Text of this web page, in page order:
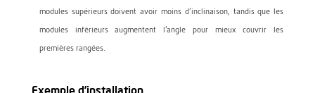
modules supérieurs doivent avoir moins d’inclinaison, tandis que les
modules inférieurs augmentent l’angle pour mieux couvrir les
premières rangées.
Exemple d’installation